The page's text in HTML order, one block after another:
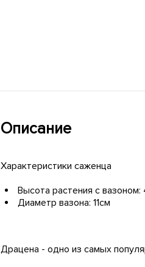
Описание
Характеристики саженца
Высота растения с вазоном:
Диаметр вазона: 11см
Драцена - одно из самых